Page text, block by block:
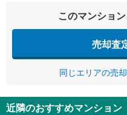
このマンショ
売却査
同じエリアの売
近隣のおすすめマンション